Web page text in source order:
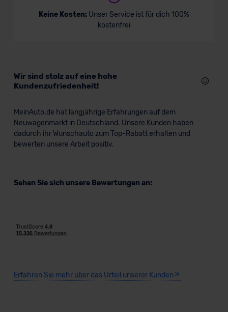
Keine Kosten: Unser Service ist für dich 100%
kostenfrei
Wir sind stolz auf eine hohe
Kundenzufriedenheit!
MeinAuto.de hat langjährige Erfahrungen auf dem
Neuwagenmarkt in Deutschland. Unsere Kunden haben
dadurch ihr Wunschauto zum Top-Rabatt erhalten und
bewerten unsere Arbeit positiv.
Sehen Sie sich unsere Bewertungen an:
Erfahren Sie mehr über das Urteil unserer Kunden